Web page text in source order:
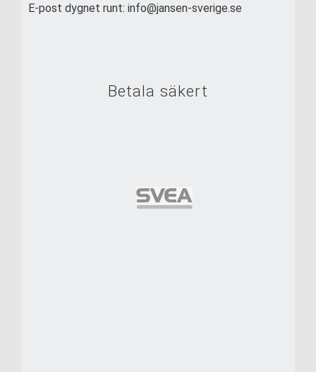
E-post dygnet runt: info@jansen-sverige.se
Betala säkert